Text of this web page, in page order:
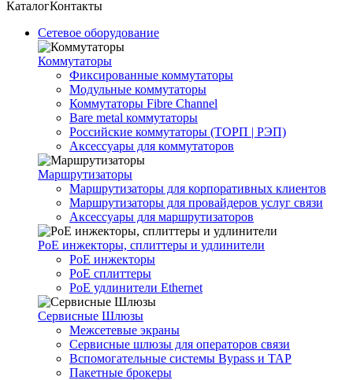
КаталогКонтакты
Сетевое оборудование
Коммутаторы
Фиксированные коммутаторы
Модульные коммутаторы
Коммутаторы Fibre Channel
Bare metal коммутаторы
Российские коммутаторы (ТОРП | РЭП)
Аксессуары для коммутаторов
Маршрутизаторы
Маршрутизаторы для корпоративных клиентов
Маршрутизаторы для провайдеров услуг связи
Аксессуары для маршрутизаторов
PoE инжекторы, сплиттеры и удлинители
PoE инжекторы
PoE сплиттеры
PoE удлинители Ethernet
Сервисные Шлюзы
Межсетевые экраны
Сервисные шлюзы для операторов связи
Вспомогательные системы Bypass и TAP
Пакетные брокеры